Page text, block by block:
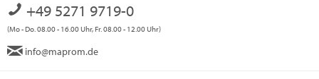
+49 5271 9719-0
(Mo - Do. 08.00 - 16.00 Uhr, Fr. 08.00 - 12.00 Uhr)
info@maprom.de